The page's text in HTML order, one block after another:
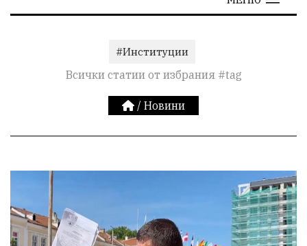
#Институции
Всички статии от избрания #tag
/ Новини